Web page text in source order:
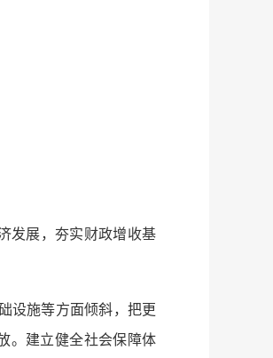
发展，夯实财政增收基
设施等方面倾斜，把更
。建立健全社会保障体